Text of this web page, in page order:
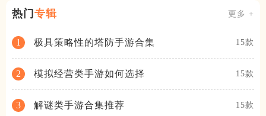
热门 专辑 更多 +
1 极具策略性的塔防手游合集 15款
2 模拟经营类手游如何选择 15款
3 解谜类手游合集推荐 15款